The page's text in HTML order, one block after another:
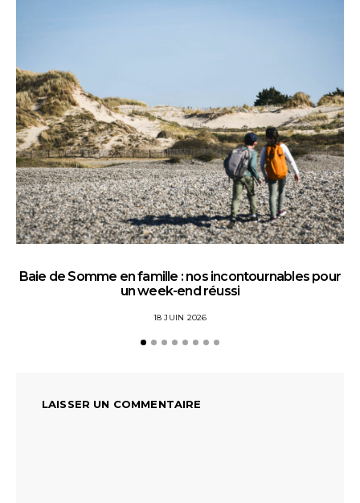
Baie de Somme en famille : nos incontournables pour
un week-end réussi
18 JUIN 2026
LAISSER UN COMMENTAIRE